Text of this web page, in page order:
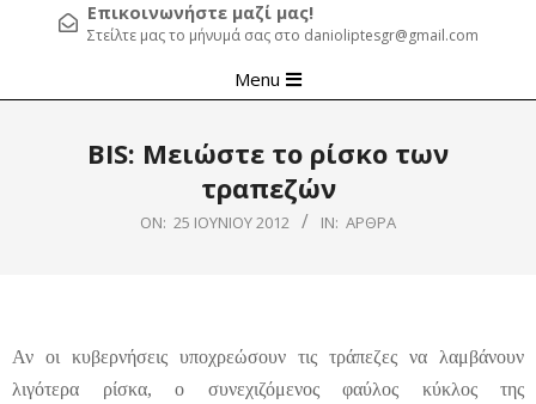
Επικοινωνήστε μαζί μας!
Στείλτε μας το μήνυμά σας στο danioliptesgr@gmail.com
Navigation
Menu
BIS: Μειώστε το ρίσκο των
τραπεζών
ON: 25 ΙΟΥΝΊΟΥ 2012 IN: ΆΡΘΡΑ
Αν οι κυβερνήσεις υποχρεώσουν τις τράπεζες να λαμβάνουν
λιγότερα ρίσκα, ο συνεχιζόμενος φαύλος κύκλος της